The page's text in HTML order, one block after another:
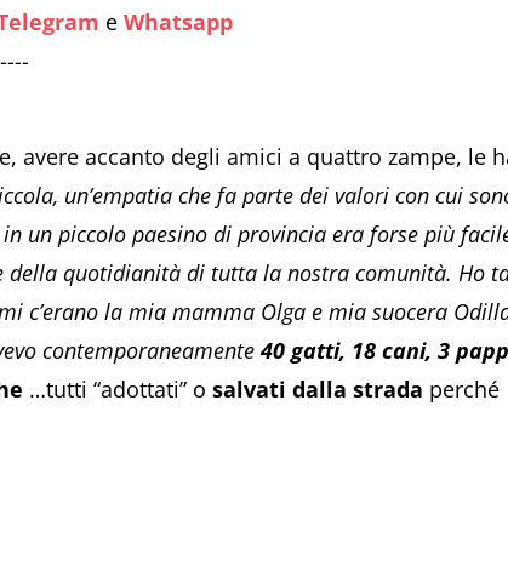
e Whatsapp
accanto degli amici a quattro zampe, le
un’empatia che fa parte dei valori con cui
un piccolo paesino di provincia era forse più
della quotidianità di tutta la nostra comunità. Ho
c’erano la mia mamma Olga e mia suocera
contemporaneamente40 gatti, 18 cani, 3
…tutti “adottati” o salvati dalla strada perché